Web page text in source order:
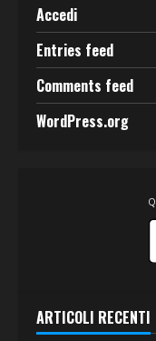
Accedi
Entries feed
Comments feed
WordPress.org
ARTICOLI RECENTI